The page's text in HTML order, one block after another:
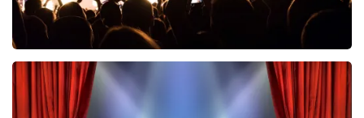
Don Omar
464 laatste 30 minuten